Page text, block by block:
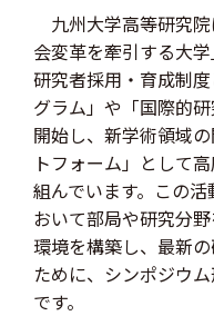
九州大学高等研究
会変革を牽引する大
研究者採用・育成制
グラム」や「国際的
開始し、新学術領域
トフォーム」として
組んでいます。この
おいて部局や研究分
環境を構築し、最新
ために、シンポジウ
です。